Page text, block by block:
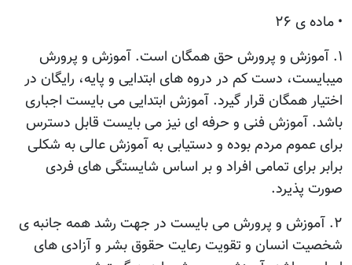
• ماده ی ۲۶
۱. آموزش و پرورش حق همگان است. آموزش و پرورش
میبایست، دست کم در دروه های ابتدایی و پایه، رایگان در
اختیار همگان قرار گیرد. آموزش ابتدایی می بایست اجباری
باشد. آموزش فنی و حرفه ای نیز می بایست قابل دسترس
برای عموم مردم بوده و دستیابی به آموزش عالی به شکلی
برابر برای تمامی افراد و بر اساس شایستگی های فردی
صورت پذیرد.
۲. آموزش و پرورش می بایست در جهت رشد همه جانبه ی
شخصیت انسان و تقویت رعایت حقوق بشر و آزادی های